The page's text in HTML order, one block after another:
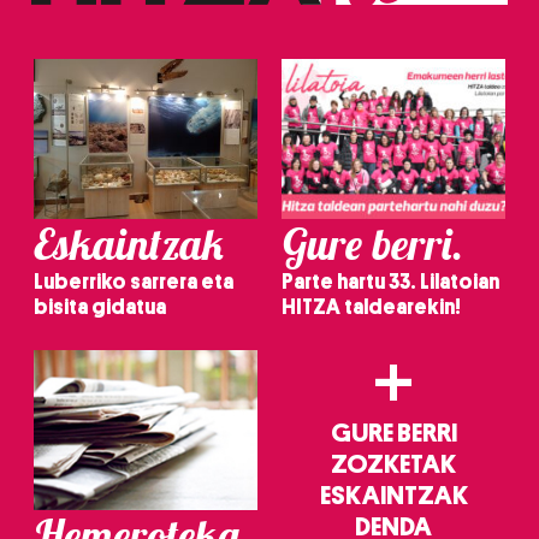
Eskaintzak
Luberriko sarrera eta
bisita gidatua
Gure berri.
Parte hartu 33. Lilatoian
HITZA taldearekin!
+
GURE BERRI
ZOZKETAK
ESKAINTZAK
DENDA